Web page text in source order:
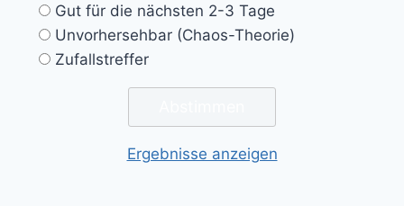
Gut für die nächsten 2-3 Tage
Unvorhersehbar (Chaos-Theorie)
Zufallstreffer
Ergebnisse anzeigen